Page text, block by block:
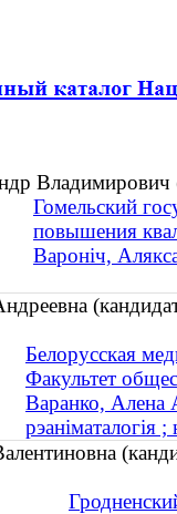
Гомельский
повышения
Вароніч,
Белорусская
Факультет
Варанко, Алена
рэаніматалогія